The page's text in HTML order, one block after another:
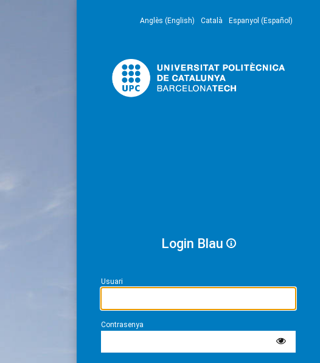
Anglès (English) Català Espanyol (Español)
Login Blau
Usuari
Contrasenya